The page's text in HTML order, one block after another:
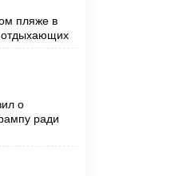
пляже в
отдыхающих
о
ради